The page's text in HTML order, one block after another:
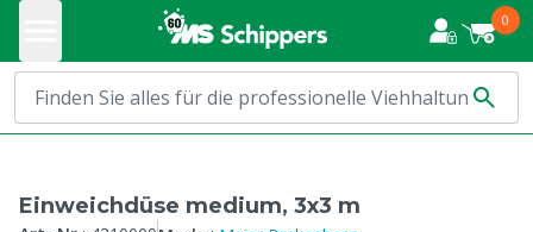
0
Einweichdüse medium, 3x3 m